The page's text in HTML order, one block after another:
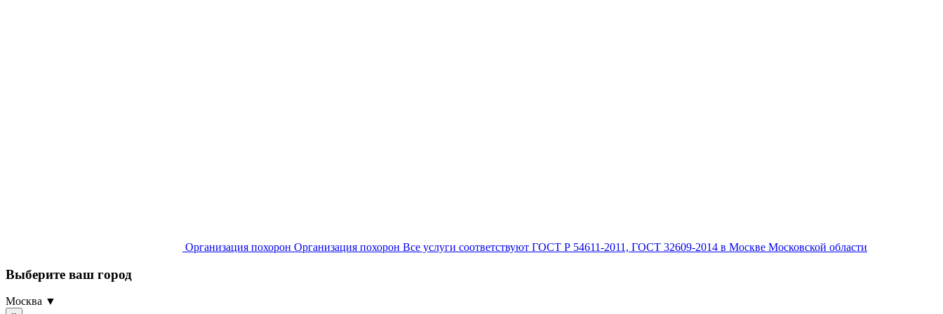
Организация похорон Организация похорон Все услуги соответствуют ГОСТ Р 54611-2011, ГОСТ 32609-2014 в Москве Московской области
Выберите ваш город
Москва ▼